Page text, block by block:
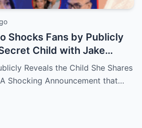
Shocks Fans by Publicly
Child with Jake
Will Leave You
Reveals the Child She Shares
Shocking Announcement that…